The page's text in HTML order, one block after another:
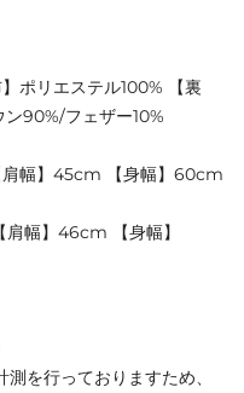
ポリエステル100% 【裏
90%/フェザー10%
幅】45cm 【身幅】60cm
幅】46cm 【身幅】
を行っておりますため、